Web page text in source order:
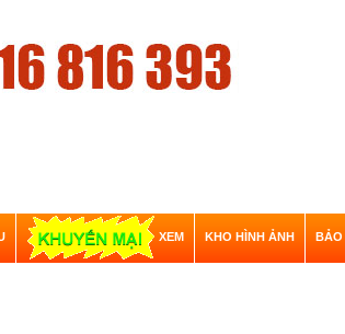
XEM KHO HÌNH ẢNH BẢO